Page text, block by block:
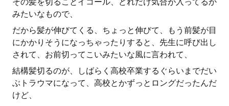
みたいなもので、
だから髪が伸びてくる、ちょっと伸びて、もう前髪が目
にかかりそうになっちゃったりすると、先生に呼び出し
されて、お前切ってこいみたいな風に言われて、
結構髪切るのが、しばらく高校卒業するぐらいまでだい
ぶトラウマになって、高校とかずっとロングだったんだ
けど、